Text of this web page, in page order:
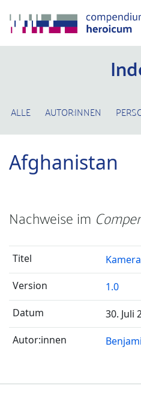
ALLE AUTOR:INNEN
Afghanistan
Nachweise im
Kamera
1.0
30. Juli